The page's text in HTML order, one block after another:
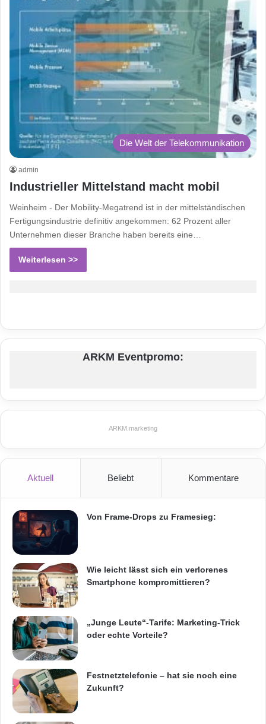
Die Welt der Telekommunikation
admin
Industrieller Mittelstand macht mobil
Weinheim - Der Mobility-Megatrend ist in der mittelständischen
Fertigungsindustrie definitiv angekommen: 62 Prozent aller
Unternehmen dieser Branche haben bereits eine…
Weiterlesen >>
ARKM Eventpromo:
ARKM.marketing
Aktuell Beliebt Kommentare
Von Frame-Drops zu Framesieg:
Wie leicht lässt sich ein verlorenes
Smartphone kompromittieren?
„Junge Leute“-Tarife: Marketing-Trick
oder echte Vorteile?
Festnetztelefonie – hat sie noch eine
Zukunft?